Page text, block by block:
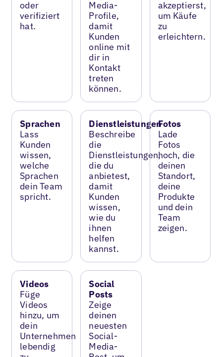
oder
verifiziert
hat.
Media-
Profile,
damit
Kunden
online mit
dir in
Kontakt
treten
können.
akzeptierst,
um Käufe
zu
erleichtern.
Sprachen
Lass
Kunden
wissen,
welche
Sprachen
dein Team
spricht.
Dienstleistungen
Beschreibe
die
Dienstleistungen,
die du
anbietest,
damit
Kunden
wissen,
wie du
ihnen
helfen
kannst.
Fotos
Lade
Fotos
hoch, die
deinen
Standort,
deine
Produkte
und dein
Team
zeigen.
Videos
Füge
Videos
hinzu, um
dein
Unternehmen
lebendig
Social
Posts
Zeige
deinen
neuesten
Social-
Media-